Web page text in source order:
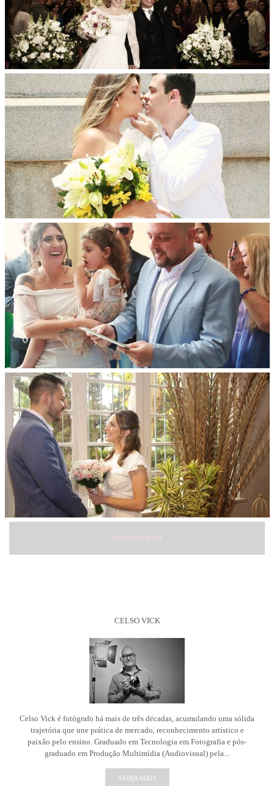
MOSTRAR MAIS
CELSO VICK
Celso Vick é fotógrafo há mais de três décadas, acumulando uma sólida
trajetória que une prática de mercado, reconhecimento artístico e
paixão pelo ensino. Graduado em Tecnologia em Fotografia e pós-
graduado em Produção Multimídia (Audiovisual) pela...
SAIBA MAIS